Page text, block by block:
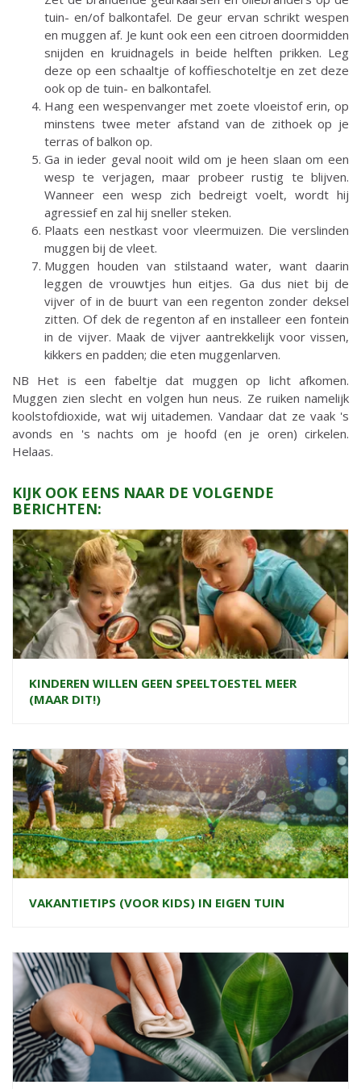
tuin- en/of balkontafel. De geur ervan schrikt wespen
en muggen af. Je kunt ook een een citroen doormidden
snijden en kruidnagels in beide helften prikken. Leg
deze op een schaaltje of koffieschoteltje en zet deze
ook op de tuin- en balkontafel.
Hang een wespenvanger met zoete vloeistof erin, op
minstens twee meter afstand van de zithoek op je
terras of balkon op.
Ga in ieder geval nooit wild om je heen slaan om een
wesp te verjagen, maar probeer rustig te blijven.
Wanneer een wesp zich bedreigt voelt, wordt hij
agressief en zal hij sneller steken.
Plaats een nestkast voor vleermuizen. Die verslinden
muggen bij de vleet.
Muggen houden van stilstaand water, want daarin
leggen de vrouwtjes hun eitjes. Ga dus niet bij de
vijver of in de buurt van een regenton zonder deksel
zitten. Of dek de regenton af en installeer een fontein
in de vijver. Maak de vijver aantrekkelijk voor vissen,
kikkers en padden; die eten muggenlarven.
NB Het is een fabeltje dat muggen op licht afkomen.
Muggen zien slecht en volgen hun neus. Ze ruiken namelijk
koolstofdioxide, wat wij uitademen. Vandaar dat ze vaak 's
avonds en 's nachts om je hoofd (en je oren) cirkelen.
Helaas.
KIJK OOK EENS NAAR DE VOLGENDE
BERICHTEN:
KINDEREN WILLEN GEEN SPEELTOESTEL MEER
(MAAR DIT!)
VAKANTIETIPS (VOOR KIDS) IN EIGEN TUIN